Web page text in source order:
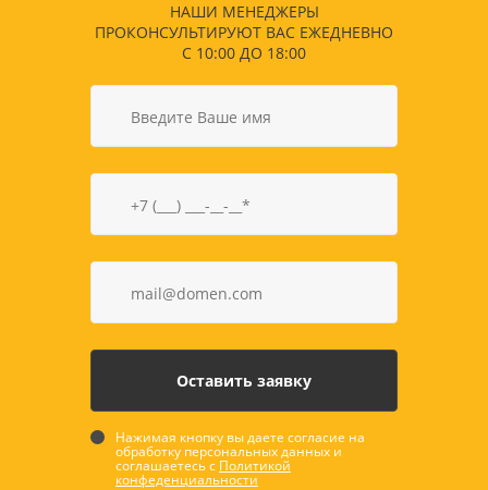
НАШИ МЕНЕДЖЕРЫ
ПРОКОНСУЛЬТИРУЮТ ВАС ЕЖЕДНЕВНО
С 10:00 ДО 18:00
Нажимая кнопку вы даете согласие на
обработку персональных данных и
соглашаетесь с Политикой
конфеденциальности